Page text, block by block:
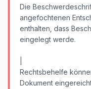
Die
angefochtenen
enthalten, dass
eingelegt werde.
Rechtsbehelfe
Dokument